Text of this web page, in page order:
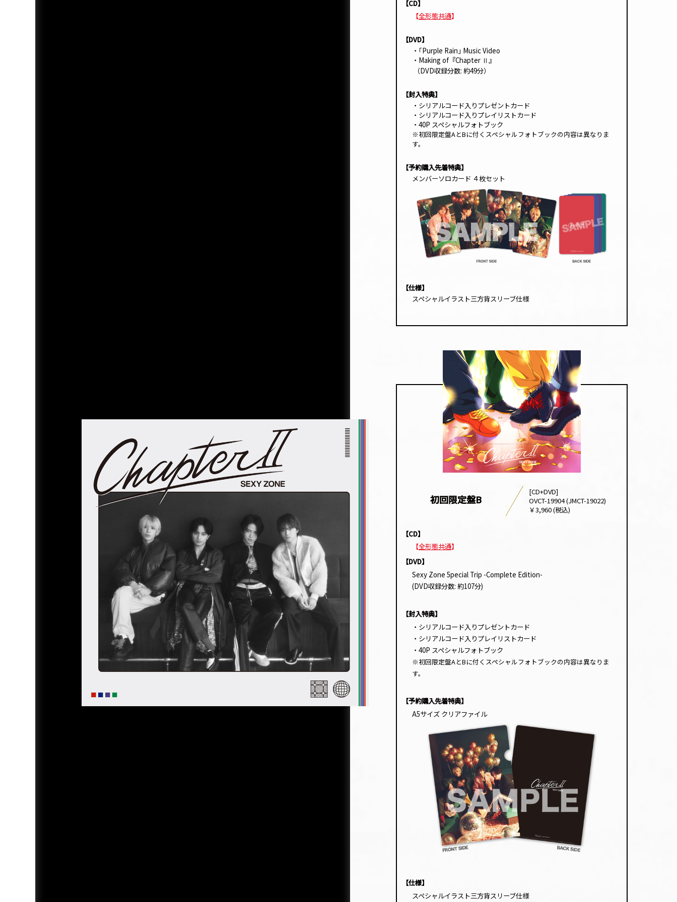
【CD】
【全形態共通】
【DVD】
・｢Purple Rain｣ Music Video
・Making of『Chapter Ⅱ 』
（DVD収録分数: 約49分）
【封入特典】
・シリアルコード入りプレゼントカード
・シリアルコード入りプレイリストカード
・40P スペシャルフォトブック
※初回限定盤AとBに付くスペシャルフォトブックの内容は異なりま
す。
【予約購入先着特典】
メンバーソロカード ４枚セット
【仕様】
スペシャルイラスト三方背スリーブ仕様
初回限定盤B
[CD+DVD]
OVCT-19904 (JMCT-19022)
￥3,960 (税込)
【CD】
【全形態共通】
【DVD】
Sexy Zone 5pecial Trip -Complete Edition-
(DVD収録分数: 約107分)
【封入特典】
・シリアルコード入りプレゼントカード
・シリアルコード入りプレイリストカード
・40P スペシャルフォトブック
※初回限定盤AとBに付くスペシャルフォトブックの内容は異なりま
す。
【予約購入先着特典】
A5サイズ クリアファイル
【仕様】
スペシャルイラスト三方背スリーブ仕様